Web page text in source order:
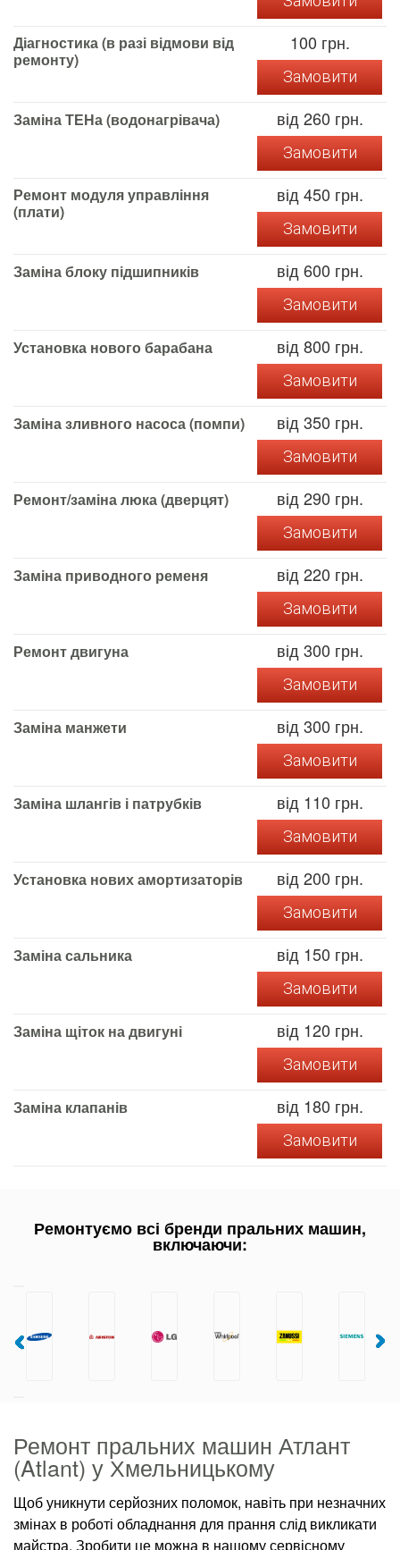
Діагностика (в разі відмови від
ремонту)
100 грн.
Замовити
Заміна ТЕНа (водонагрівача) від 260 грн.
Замовити
Ремонт модуля управління
(плати)
від 450 грн.
Замовити
Заміна блоку підшипників від 600 грн.
Замовити
Установка нового барабана від 800 грн.
Замовити
Заміна зливного насоса (помпи) від 350 грн.
Замовити
Ремонт/заміна люка (дверцят) від 290 грн.
Замовити
Заміна приводного ременя від 220 грн.
Замовити
Ремонт двигуна від 300 грн.
Замовити
Заміна манжети від 300 грн.
Замовити
Заміна шлангів і патрубків від 110 грн.
Замовити
Установка нових амортизаторів від 200 грн.
Замовити
Заміна сальника від 150 грн.
Замовити
Заміна щіток на двигуні від 120 грн.
Замовити
Заміна клапанів від 180 грн.
Замовити
Ремонтуємо всі бренди пральних машин,
включаючи:
Ремонт пральних машин Атлант
(Atlant) у Хмельницькому
Щоб уникнути серйозних поломок, навіть при незначних
змінах в роботі обладнання для прання слід викликати
майстра. Зробити це можна в нашому сервісному